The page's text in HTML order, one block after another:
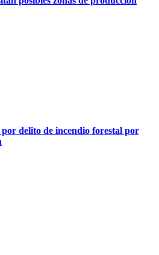
delito de incendio forestal por